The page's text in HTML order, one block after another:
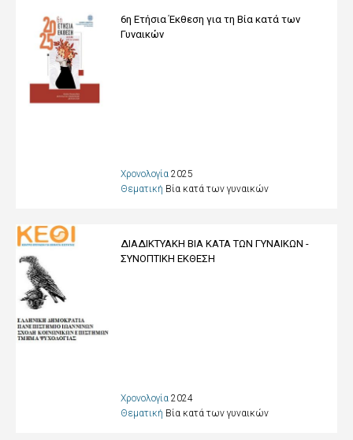
6η Ετήσια Έκθεση για τη Βία κατά των
Γυναικών
Χρονολογία2025
Θεματική Βία κατά των γυναικών
ΔΙΑΔΙΚΤΥΑΚΗ ΒΙΑ ΚΑΤΑ ΤΩΝ ΓΥΝΑΙΚΩΝ -
ΣΥΝΟΠΤΙΚΗ ΕΚΘΕΣΗ
Χρονολογία2024
Θεματική Βία κατά των γυναικών